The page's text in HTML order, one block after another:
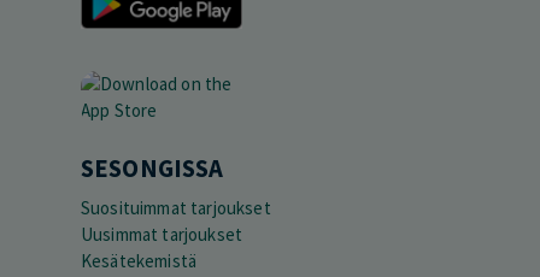
SESONGISSA
Suosituimmat tarjoukset
Uusimmat tarjoukset
Kesätekemistä